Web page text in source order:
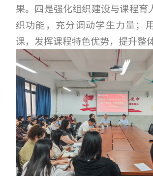
果。 四是强化组织建设与课程育
织功能，充分调动学生力量；
课，发挥课程特色优势，提升整